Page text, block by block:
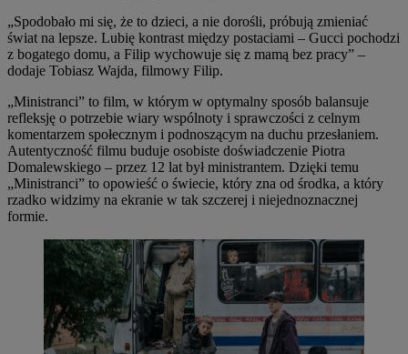
„Spodobało mi się, że to dzieci, a nie dorośli, próbują zmieniać
świat na lepsze. Lubię kontrast między postaciami – Gucci pochodzi
z bogatego domu, a Filip wychowuje się z mamą bez pracy” –
dodaje Tobiasz Wajda, filmowy Filip.
„Ministranci” to film, w którym w optymalny sposób balansuje
refleksję o potrzebie wiary wspólnoty i sprawczości z celnym
komentarzem społecznym i podnoszącym na duchu przesłaniem.
Autentyczność filmu buduje osobiste doświadczenie Piotra
Domalewskiego – przez 12 lat był ministrantem. Dzięki temu
„Ministranci” to opowieść o świecie, który zna od środka, a który
rzadko widzimy na ekranie w tak szczerej i niejednoznacznej
formie.